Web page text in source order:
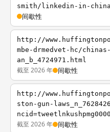
smith/linkedin-in-
间歇性
http://
mbe-drmedvet-hc/
an_b_4724971.html
截至 2026 年 间歇性
http://
ston-gun-
截至 2026 年 间歇性